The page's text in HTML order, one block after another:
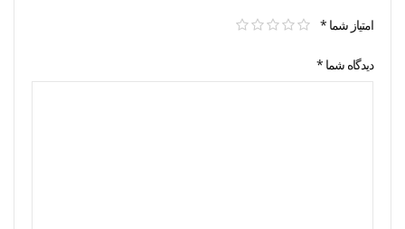
امتیاز شما *
دیدگاه شما *